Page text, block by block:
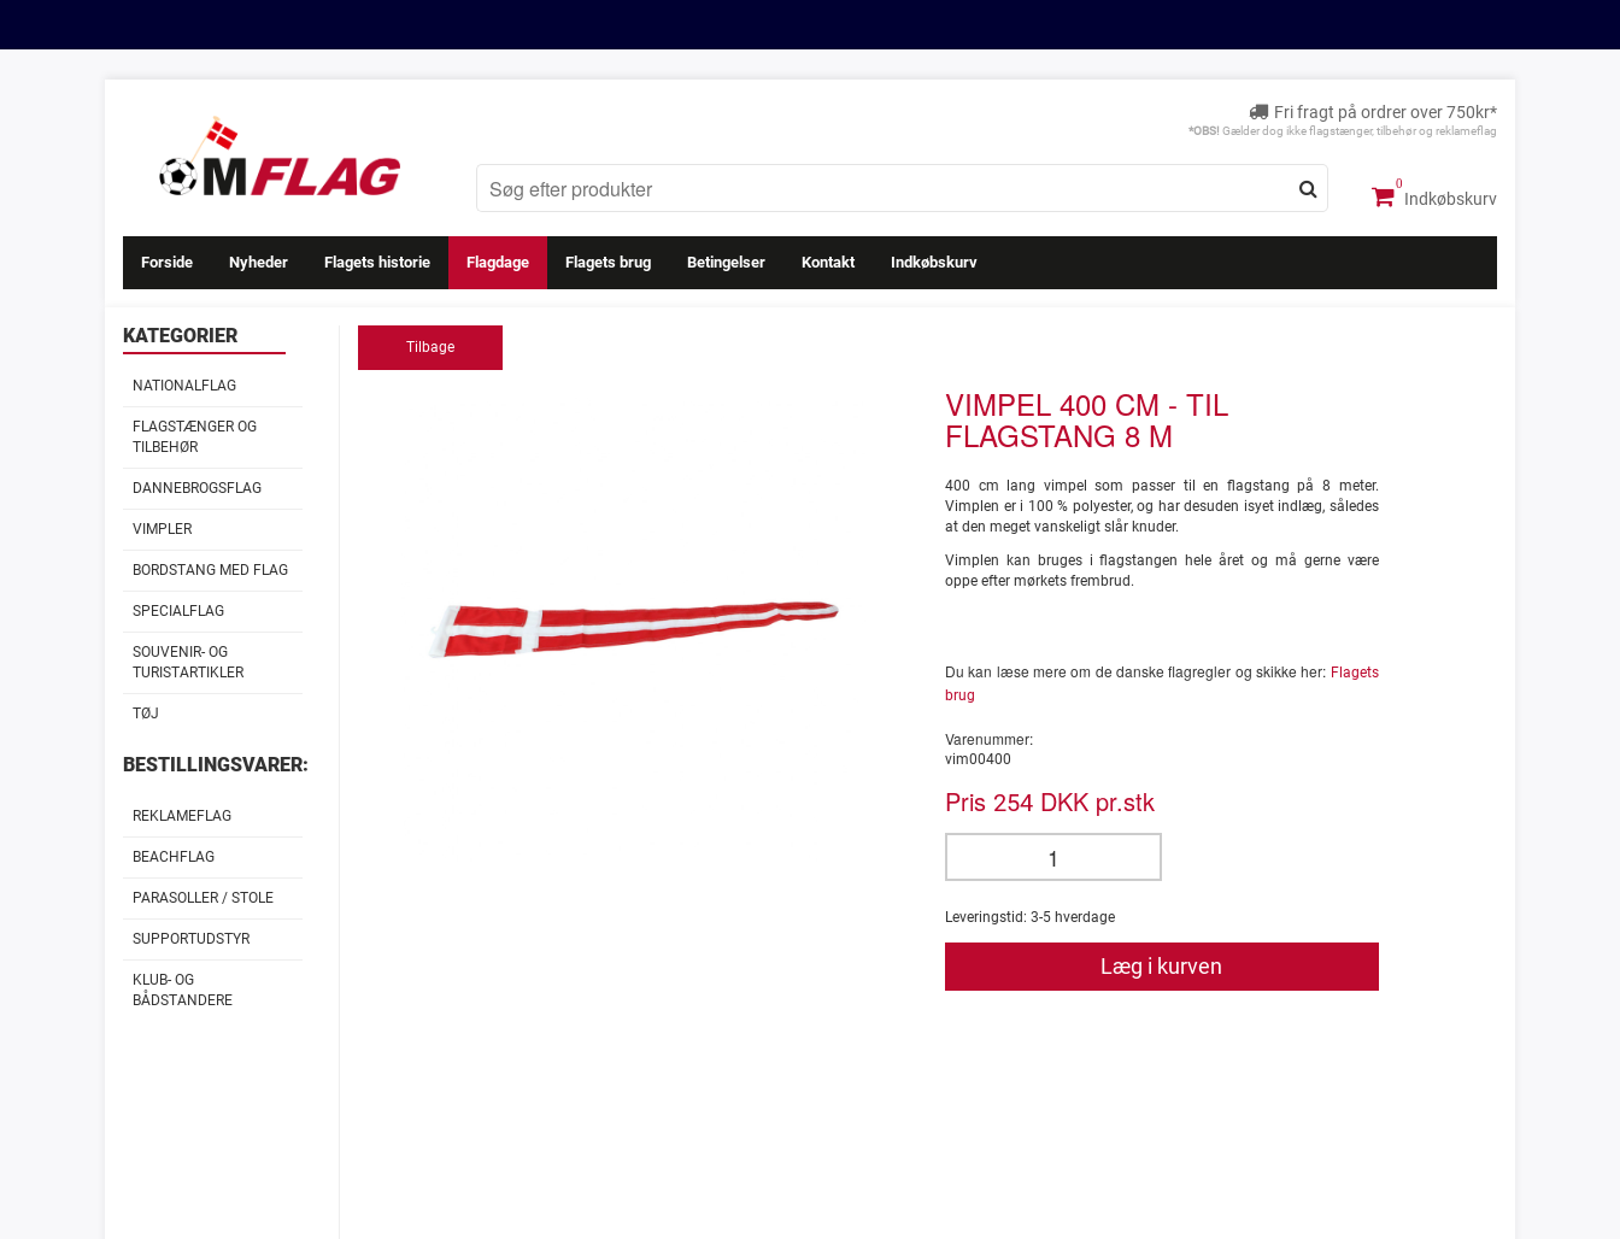
Fri fragt på ordrer over 750kr*
*OBS! Gælder dog ikke flagstænger, tilbehør og reklameflag
Indkøbskurv
Forside Nyheder Flagets historie Flagdage Flagets brug Betingelser Kontakt Indkøbskurv
KATEGORIER
NATIONALFLAG
FLAGSTÆNGER OG
TILBEHØR
DANNEBROGSFLAG
VIMPLER
BORDSTANG MED FLAG
SPECIALFLAG
SOUVENIR- OG
TURISTARTIKLER
TØJ
BESTILLINGSVARER:
REKLAMEFLAG
BEACHFLAG
PARASOLLER / STOLE
SUPPORTUDSTYR
KLUB- OG
BÅDSTANDERE
Tilbage
VIMPEL 400 CM - TIL
FLAGSTANG 8 M
400 cm lang vimpel som passer til en flagstang på 8 meter.
Vimplen er i 100 % polyester, og har desuden isyet indlæg, således
at den meget vanskeligt slår knuder.
Vimplen kan bruges i flagstangen hele året og må gerne være
oppe efter mørkets frembrud.
Du kan læse mere om de danske flagregler og skikke her: Flagets
brug
Varenummer:
vim00400
Pris 254 DKK pr.stk
Leveringstid: 3-5 hverdage
Læg i kurven